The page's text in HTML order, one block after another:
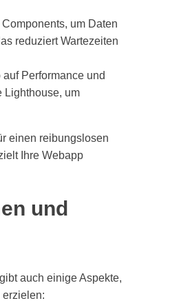
um Daten
reduziert Wartezeiten
Performance und
Lighthouse, um
einen reibungslosen
Ihre Webapp
und
auch einige Aspekte,